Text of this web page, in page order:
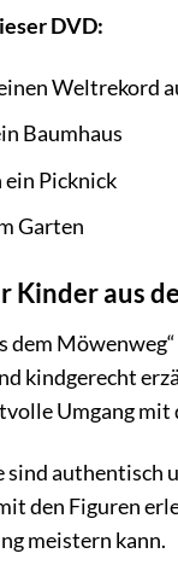
DVD:
Weltrekord
Baumhaus
Picknick
Garten
Kinder aus
dem
kindgerecht
Umgang mit
authentisch
den Figuren
meistern kann.